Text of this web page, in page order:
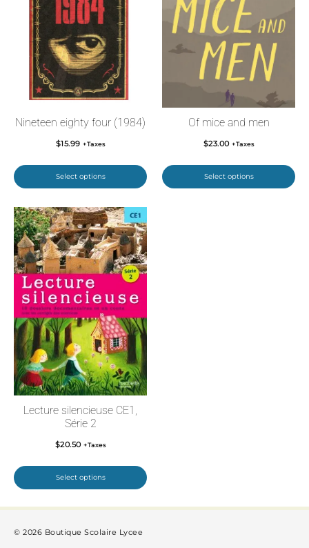
Nineteen eighty four (1984)
$15.99 +Taxes
Select options
Of mice and men
$23.00 +Taxes
Select options
Lecture silencieuse CE1,
Série 2
$20.50 +Taxes
Select options
© 2026 Boutique Scolaire Lycee